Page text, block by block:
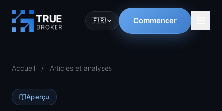
🇫🇷 Commencer
Accueil / Articles et analyses
Aperçu